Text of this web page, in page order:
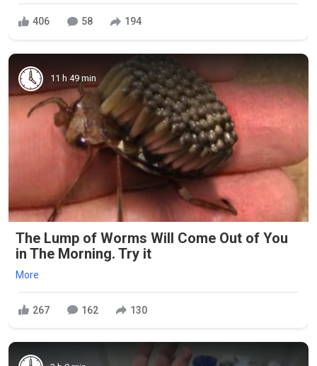
406 58 194
11 h 49 min
The Lump of Worms Will Come Out of You
in The Morning. Try it
More
267 162 130